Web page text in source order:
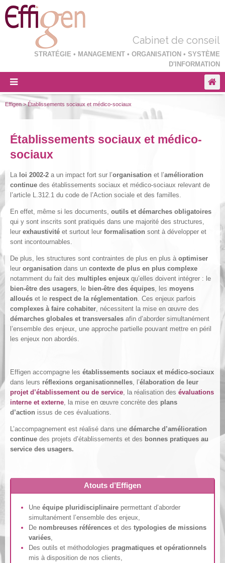
Cabinet de conseil
STRATÉGIE • MANAGEMENT • ORGANISATION • SYSTÈME
D'INFORMATION
Effigen>Établissements sociaux et médico-sociaux
Établissements sociaux et médico-
sociaux
La loi 2002-2 a un impact fort sur l’organisation et l’amélioration
continue des établissements sociaux et médico-sociaux relevant de
l’article L.312.1 du code de l’Action sociale et des familles.
En effet, même si les documents, outils et démarches obligatoires
qui y sont inscrits sont pratiqués dans une majorité des structures,
leur exhaustivité et surtout leur formalisation sont à développer et
sont incontournables.
De plus, les structures sont contraintes de plus en plus à optimiser
leur organisation dans un contexte de plus en plus complexe
notamment du fait des multiples enjeux qu’elles doivent intégrer : le
bien-être des usagers , le bien-être des équipes , les moyens
alloués et le respect de la réglementation . Ces enjeux parfois
complexes à faire cohabiter , nécessitent la mise en œuvre des
démarches globales et transversales afin d’aborder simultanément
l’ensemble des enjeux, une approche partielle pouvant mettre en péril
les enjeux non abordés.
Effigen accompagne les établissements sociaux et médico-sociaux
dans leurs réflexions organisationnelles , l’élaboration de leur
projet d’établissement ou de service , la réalisation des évaluations
interne et externe , la mise en œuvre concrète des plans
d’action issus de ces évaluations.
L’accompagnement est réalisé dans une démarche d’amélioration
continue des projets d’établissements et des bonnes pratiques au
service des usagers.
Atouts d’Effigen
Une équipe pluridisciplinaire permettant d’aborder
simultanément l’ensemble des enjeux,
De nombreuses références et des typologies de missions
variées
Des outils et méthodologies pragmatiques et opérationnels
mis à disposition de nos clients,